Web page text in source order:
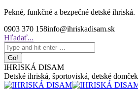
Skip
content
Pekné, funkčné a bezpečné detské ihriská.
0903 370 158info@ihriskadisam.sk
Search:
Hľadať...
IHRISKÁ DISAM
Detské ihriská, športoviská, detské